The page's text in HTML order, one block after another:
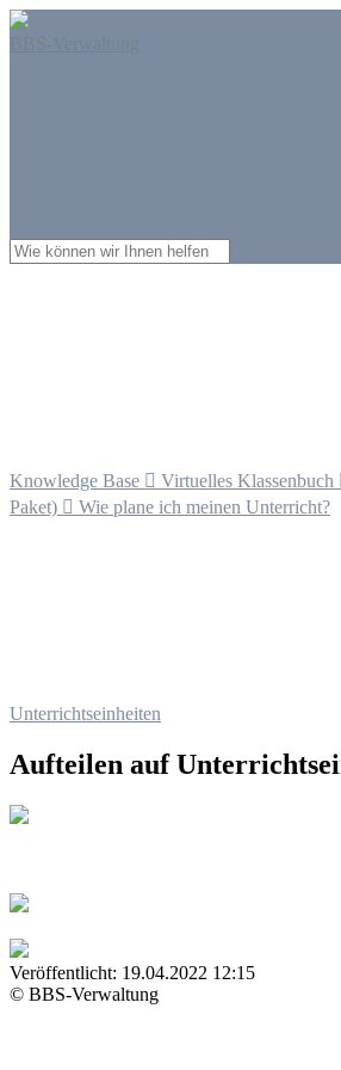
BBS-Verwaltung
Knowledge Base  Virtuelles Klassenbuch
Paket)  Wie plane ich meinen Unterricht?
Unterrichtseinheiten
Aufteilen auf
Veröffentlicht: 19.04.2022 12:15
© BBS-Verwaltung